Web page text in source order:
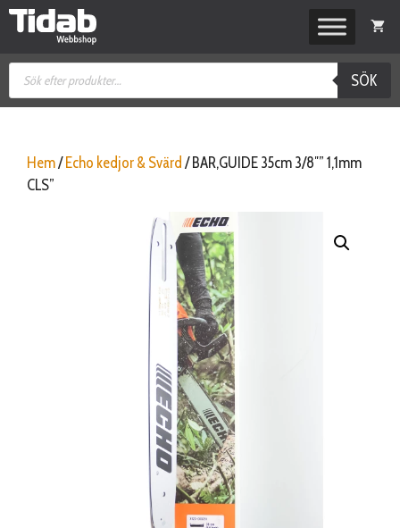
Hoppa
Produktsökning
SÖK
Hem/ Echo kedjor & Svärd / BAR,GUIDE 35cm 3/8″” 1,1mm
CLS”